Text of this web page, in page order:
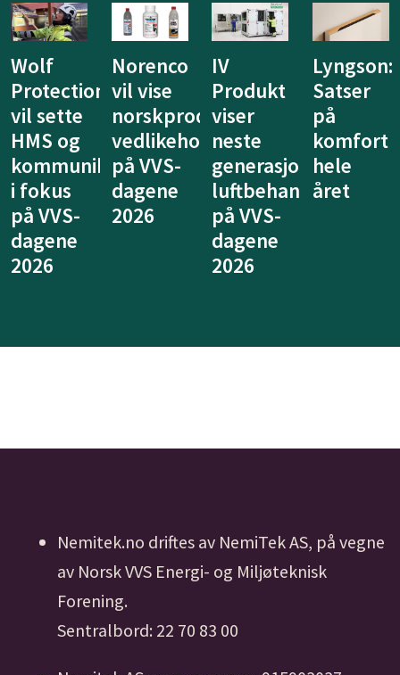
Wolf
Protection
vil sette
HMS og
kommunikasjon
i fokus
på VVS-
dagene
2026
Norenco
vil vise
norskproduserte
vedlikeholdsprodukter
på VVS-
dagene
2026
IV
Produkt
viser
neste
generasjon
luftbehandling
på VVS-
dagene
2026
Lyngson:
Satser
på
komfort
hele
året
Nemitek.no driftes av NemiTek AS, på vegne
av Norsk VVS Energi- og Miljøteknisk
Forening.
Sentralbord: 22 70 83 00